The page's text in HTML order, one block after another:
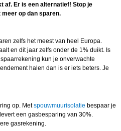
af. Er is een alternatief! Stop je
op dan sparen.
zelfs het meest van heel Europa.
en dit jaar zelfs onder de 1% duikt. Is
kun je onverwachte
halen dan is er iets beters. Je
op. Metspouwmuurisolatie bespaar je
levert een gasbesparing van 30%.
gasrekening.